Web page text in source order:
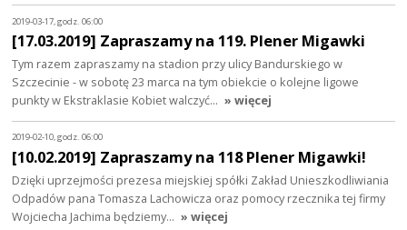
2019-03-17, godz. 06:00
[17.03.2019] Zapraszamy na 119. Plener Migawki
Tym razem zapraszamy na stadion przy ulicy Bandurskiego w
Szczecinie - w sobotę 23 marca na tym obiekcie o kolejne ligowe
punkty w Ekstraklasie Kobiet walczyć… » więcej
2019-02-10, godz. 06:00
[10.02.2019] Zapraszamy na 118 Plener Migawki!
Dzięki uprzejmości prezesa miejskiej spółki Zakład Unieszkodliwiania
Odpadów pana Tomasza Lachowicza oraz pomocy rzecznika tej firmy
Wojciecha Jachima będziemy… » więcej